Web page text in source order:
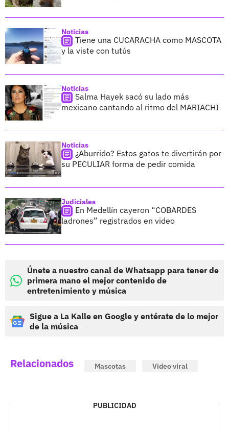
Noticias
Tiene una CUCARACHA como MASCOTA
y la viste con tutús
Noticias
Salma Hayek sacó su lado más
mexicano cantando al ritmo del MARIACHI
Noticias
¿Aburrido? Estos gatos te divertirán por
su PECULIAR forma de pedir comida
Judiciales
En Medellín cayeron “COBARDES
ladrones” registrados en video
Únete a nuestro canal de Whatsapp para tener de
primera mano el mejor contenido de
entretenimiento y música
Sigue a La Kalle en Google y entérate de lo mejor
de la música
Relacionados Mascotas Video viral
PUBLICIDAD